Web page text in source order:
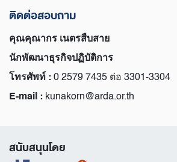
ติดต่อสอบถาม
คุณคุณากร เนตรสืบสาย
นักพัฒนาธุรกิจปฏิบัติการ
โทรศัพท์ : 0 2579 7435 ต่อ 3301-3304
E-mail : kunakorn@arda.or.th
สนับสนุนโดย